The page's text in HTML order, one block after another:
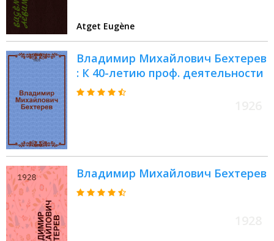
Atget Eugène
Владимир Михайлович Бехтерев
: К 40-летию проф. деятельности
Владимир Михайлович Бехтерев